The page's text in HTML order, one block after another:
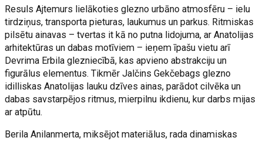
Resuls Ajtemurs lielākoties glezno urbāno atmosfēru – ielu
tirdziņus, transporta pieturas, laukumus un parkus. Ritmiskas
pilsētu ainavas – tvertas it kā no putna lidojuma, ar Anatolijas
arhitektūras un dabas motīviem – ieņem īpašu vietu arī
Devrima Erbila glezniecībā, kas apvieno abstrakciju un
figurālus elementus. Tikmēr Jalčins Gekčebags glezno
idilliskas Anatolijas lauku dzīves ainas, parādot cilvēka un
dabas savstarpējos ritmus, mierpilnu ikdienu, kur darbs mijas
ar atpūtu.
Berila Anilanmerta, miksējot materiālus, rada dinamiskas